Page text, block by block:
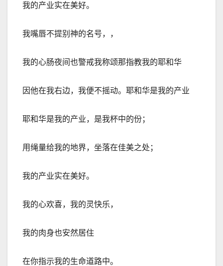
我的产业实在美好。
我嘴唇不提别神的名号，，
我的心肠夜间也警戒我称颂那指教我的耶和华
因他在我右边，我便不摇动。耶和华是我的产业
耶和华是我的产业，是我杯中的份；
用绳量给我的地界，坐落在佳美之处；
我的产业实在美好。
我的心欢喜，我的灵快乐，
我的肉身也安然居住
在你指示我的生命道路中。